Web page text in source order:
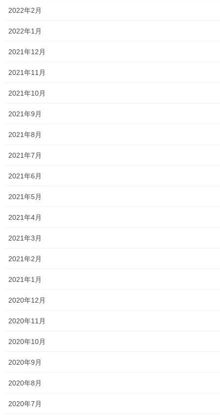
自治会／マンション
ホームページ開設自治会／マンション管理組合
親和映画サロン
防犯・防災
警視庁・他団体関連
東大和警察署・他団体の各年度発行資料
2024年度警視庁・他団体発行資料
2025年度警視庁・他団体の発行資料
２０２６年度警視庁・他団体の発行資料
防災関連
東大和市防災地区カルテ１６地区明細
北多摩西部消防署
北多摩西部消防署発行資料
東大和市消防団
東大和市マンホールトイレの設置場所
東大和市立第二小／第二中学校に設置の備蓄コンテナーの
備蓄物品明細
南街・桜が丘地域防災協議会
東大和市立第二小学校避難所管理運営マニュアル
東大和第二中学校避難所管理運営マニュアル
2022年2月
2022年1月
2021年12月
2021年11月
2021年10月
2021年9月
2021年8月
2021年7月
2021年6月
2021年5月
2021年4月
2021年3月
2021年2月
2021年1月
2020年12月
2020年11月
2020年10月
2020年9月
2020年8月
2020年7月